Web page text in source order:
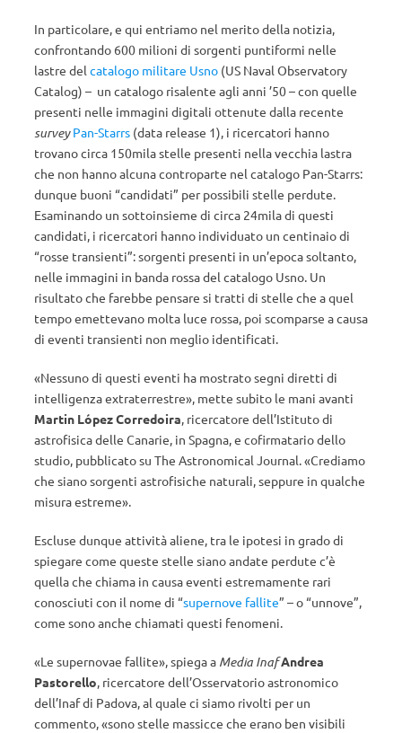
In particolare, e qui entriamo nel merito della notizia,
confrontando 600 milioni di sorgenti puntiformi nelle
lastre del catalogo militare Usno (US Naval Observatory
Catalog) – un catalogo risalente agli anni ’50 – con quelle
presenti nelle immagini digitali ottenute dalla recente
survey Pan-Starrs (data release 1), i ricercatori hanno
trovano circa 150mila stelle presenti nella vecchia lastra
che non hanno alcuna controparte nel catalogo Pan-Starrs:
dunque buoni “candidati” per possibili stelle perdute.
Esaminando un sottoinsieme di circa 24mila di questi
candidati, i ricercatori hanno individuato un centinaio di
“rosse transienti”: sorgenti presenti in un’epoca soltanto,
nelle immagini in banda rossa del catalogo Usno. Un
risultato che farebbe pensare si tratti di stelle che a quel
tempo emettevano molta luce rossa, poi scomparse a causa
di eventi transienti non meglio identificati.
«Nessuno di questi eventi ha mostrato segni diretti di
intelligenza extraterrestre», mette subito le mani avanti
Martin López Corredoira, ricercatore dell’Istituto di
astrofisica delle Canarie, in Spagna, e cofirmatario dello
studio, pubblicato su The Astronomical Journal. «Crediamo
che siano sorgenti astrofisiche naturali, seppure in qualche
misura estreme».
Escluse dunque attività aliene, tra le ipotesi in grado di
spiegare come queste stelle siano andate perdute c’è
quella che chiama in causa eventi estremamente rari
conosciuti con il nome di “supernove fallite” – o “unnove”,
come sono anche chiamati questi fenomeni.
«Le supernovae fallite», spiega a Media InafAndrea
Pastorello, ricercatore dell’Osservatorio astronomico
dell’Inaf di Padova, al quale ci siamo rivolti per un
commento, «sono stelle massicce che erano ben visibili